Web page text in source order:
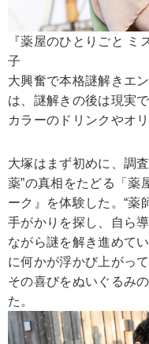
『薬屋のひとりごと ミ
子
大興奮で本格謎解きエ
は、謎解きの後は現実
カラーのドリンクやオ
大塚はまず初めに、調
薬”の真相をたどる「薬
ーク』を体験した。“薬
手がかりを探し、自ら
ながら謎を解き進めて
に何かが浮かび上がっ
その喜びをぬいぐるみ
た。